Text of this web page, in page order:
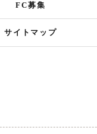
FC募集
サイトマップ